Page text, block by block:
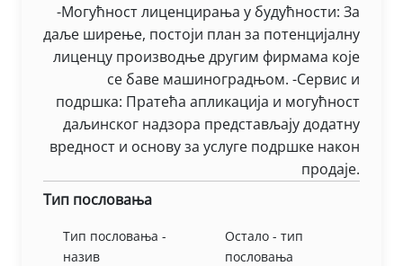
-Могућност лиценцирања у будућности: За
даље ширење, постоји план за потенцијалну
лиценцу производње другим фирмама које
се баве машиноградњом. -Сервис и
подршка: Пратећа апликација и могућност
даљинског надзора представљају додатну
вредност и основу за услуге подршке након
продаје.
Тип пословања
Тип пословања -
назив
Остало - тип
пословања